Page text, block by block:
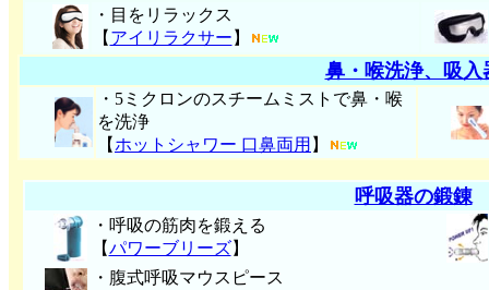
・目をリラックス
【 アイリラクサー 】
鼻・喉洗浄、吸入
・5ミクロンのスチームミストで鼻・喉
を洗浄
【 ホットシャワー 口鼻両用 】
呼吸器の鍛錬
・呼吸の筋肉を鍛える
【パワーブリーズ】
・腹式呼吸マウスピース